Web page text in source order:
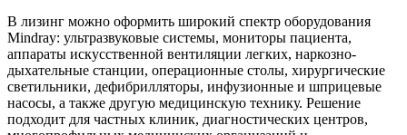
В лизинг можно оформить широкий спектр оборудования
Mindray: ультразвуковые системы, мониторы пациента,
аппараты искусственной вентиляции легких, наркозно-
дыхательные станции, операционные столы, хирургические
светильники, дефибрилляторы, инфузионные и шприцевые
насосы, а также другую медицинскую технику. Решение
подходит для частных клиник, диагностических центров,